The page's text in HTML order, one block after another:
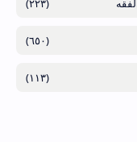
(٢٢٣)
(٦٥٠)
(١١٣)